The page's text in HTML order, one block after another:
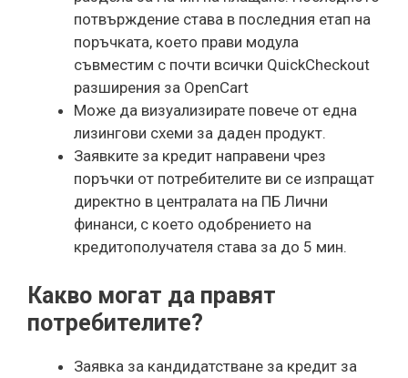
потвърждение става в последния етап на
поръчката, което прави модула
съвместим с почти всички QuickCheckout
разширения за OpenCart
Може да визуализирате повече от една
лизингови схеми за даден продукт.
Заявките за кредит направени чрез
поръчки от потребителите ви се изпращат
директно в централата на ПБ Лични
финанси, с което одобрението на
кредитополучателя става за до 5 мин.
Какво могат да правят
потребителите?
Заявка за кандидатстване за кредит за